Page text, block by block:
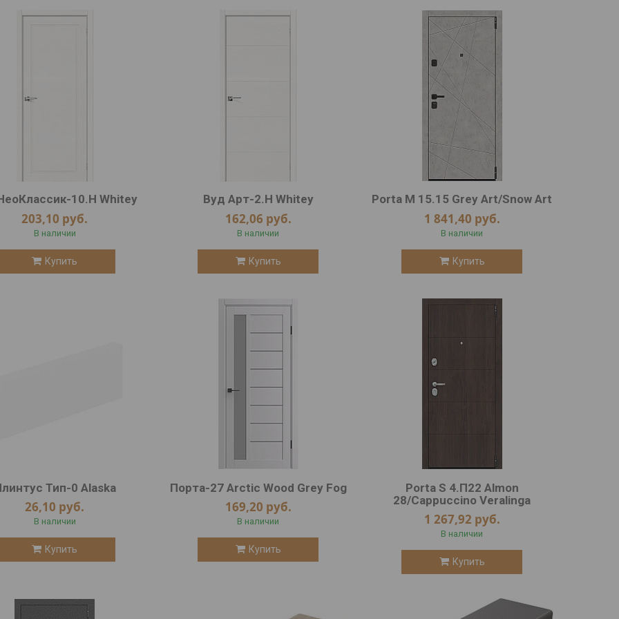
10.Н Whitey
203,10 руб.
В наличии
Купить
Вуд Арт-2.Н Whitey
162,06 руб.
В наличии
Купить
Porta M 15.15 Grey Art/Snow Art
1 841,40 руб.
В наличии
Купить
Тип-0 Alaska
26,10 руб.
В наличии
Купить
Порта-27 Arctic Wood Grey Fog
169,20 руб.
В наличии
Купить
Porta S 4.П22 Almon
28/Cappuccino Veralinga
1 267,92 руб.
В наличии
Купить